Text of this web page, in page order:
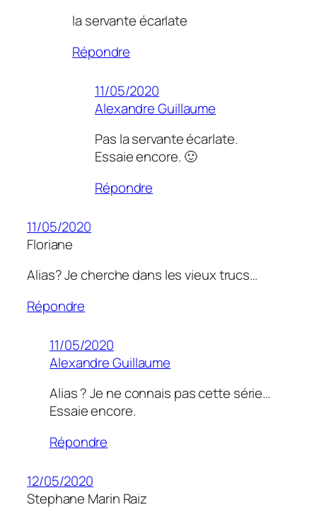
la servante écarlate
Répondre
11/05/2020
Alexandre Guillaume
Pas la servante écarlate.
Essaie encore. 🙂
Répondre
11/05/2020
Floriane
Alias? Je cherche dans les vieux trucs…
Répondre
11/05/2020
Alexandre Guillaume
Alias ? Je ne connais pas cette série…
Essaie encore.
Répondre
12/05/2020
Stephane Marin Raiz